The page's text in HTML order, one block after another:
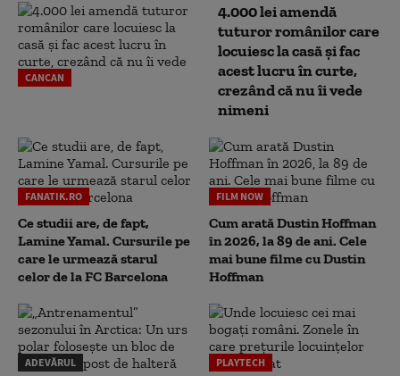
CANCAN
4.000 lei amendă
tuturor românilor care
locuiesc la casă și fac
acest lucru în curte,
crezând că nu îi vede
nimeni
FANATIK.RO
Ce studii are, de fapt,
Lamine Yamal. Cursurile pe
care le urmează starul
celor de la FC Barcelona
FILM NOW
Cum arată Dustin Hoffman
în 2026, la 89 de ani. Cele
mai bune filme cu Dustin
Hoffman
ADEVĂRUL PLAYTECH